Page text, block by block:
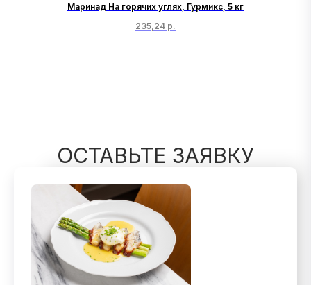
Маринад На горячих углях, Гурмикс, 5 кг
235,24 р.
ОСТАВЬТЕ ЗАЯВКУ